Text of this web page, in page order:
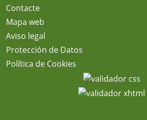
Contacte
Mapa web
Aviso legal
Protección de Datos
Política de Cookies